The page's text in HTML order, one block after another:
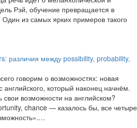
Рэй, обучение превращается в
из самых ярких примеров такого
различия между possibility, probability,
говорим о возможностях: новая
английского, который наконец начнём.
свои возможности на английском?
chance — казалось бы, все четыре